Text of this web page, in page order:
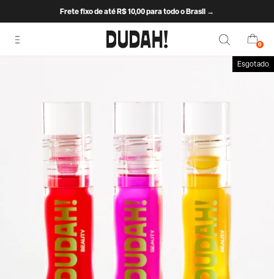
Frete fixo de até R$ 10,00 para todo o Brasil →
0
Esgotado